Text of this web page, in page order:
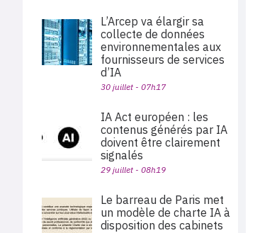
L’Arcep va élargir sa
collecte de données
environnementales aux
fournisseurs de services
d’IA
30 juillet - 07h17
IA Act européen : les
contenus générés par IA
doivent être clairement
signalés
29 juillet - 08h19
Le barreau de Paris met
un modèle de charte IA à
disposition des cabinets